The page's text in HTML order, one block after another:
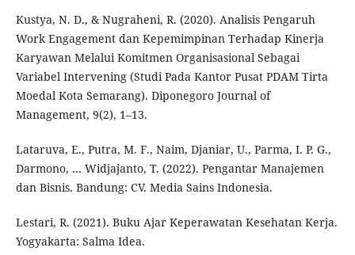
Kustya, N. D., & Nugraheni, R. (2020). Analisis Pengaruh
Work Engagement dan Kepemimpinan Terhadap Kinerja
Karyawan Melalui Komitmen Organisasional Sebagai
Variabel Intervening (Studi Pada Kantor Pusat PDAM Tirta
Moedal Kota Semarang). Diponegoro Journal of
Management, 9(2), 1–13.
Lataruva, E., Putra, M. F., Naim, Djaniar, U., Parma, I. P. G.,
Darmono, … Widjajanto, T. (2022). Pengantar Manajemen
dan Bisnis. Bandung: CV. Media Sains Indonesia.
Lestari, R. (2021). Buku Ajar Keperawatan Kesehatan Kerja.
Yogyakarta: Salma Idea.